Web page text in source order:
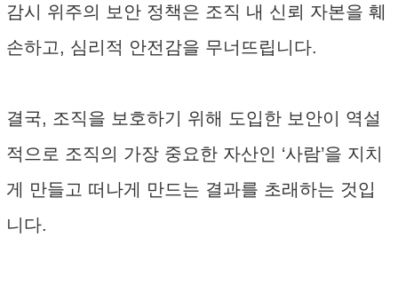
감시 위주의 보안 정책은 조직 내 신뢰 자본을 훼
손하고, 심리적 안전감을 무너뜨립니다.
결국, 조직을 보호하기 위해 도입한 보안이 역설
적으로 조직의 가장 중요한 자산인 ‘사람’을 지치
게 만들고 떠나게 만드는 결과를 초래하는 것입
니다.